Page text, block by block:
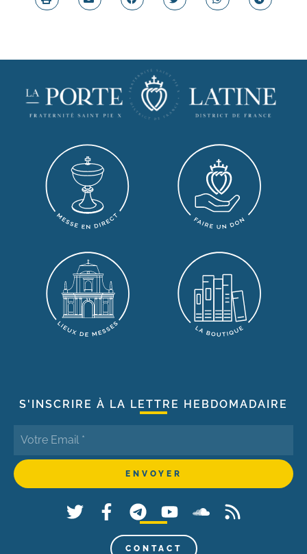
S'INSCRIRE À LA LETTRE HEBDOMADAIRE
CONTACT